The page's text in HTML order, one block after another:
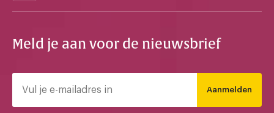
Meld je aan voor de nieuwsbrief
Aanmelden